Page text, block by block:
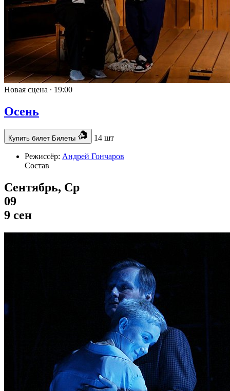
Новая сцена ∙ 19:00
Осень
Купить билет Билеты 14 шт
Режиссёр: Андрей Гончаров
Состав
Сентябрь, Ср
09
9 сен